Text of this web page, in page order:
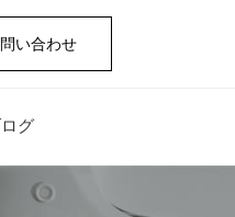
い合わせ
グ